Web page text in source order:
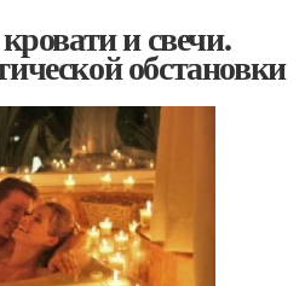
и свечи.
обстановки